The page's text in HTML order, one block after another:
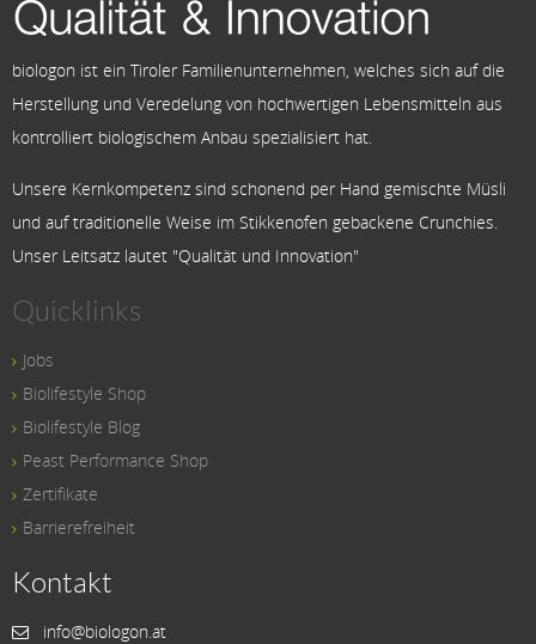
biologon ist ein Tiroler Familienunternehmen, welches sich auf die
Herstellung und Veredelung von hochwertigen Lebensmitteln aus
kontrolliert biologischem Anbau spezialisiert hat.
Unsere Kernkompetenz sind schonend per Hand gemischte Müsli
und auf traditionelle Weise im Stikkenofen gebackene Crunchies.
Unser Leitsatz lautet "Qualität und Innovation"
Quicklinks
Jobs
Biolifestyle Shop
Biolifestyle Blog
Peast Performance Shop
Zertifikate
Barrierefreiheit
Kontakt
info@biologon.at